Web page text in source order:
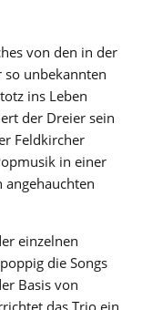
von den in der
so unbekannten
ins Leben
der Dreier sein
Feldkircher
in einer
einzelnen
die Songs
Basis von
das Trio ein